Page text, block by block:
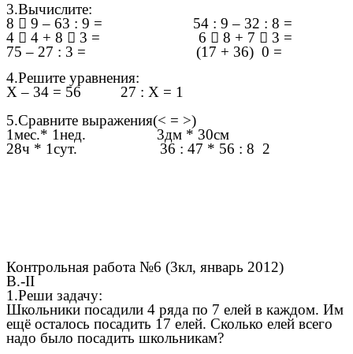
3.Вычислите:
8  9 – 63 : 9 = 54 : 9 – 32 : 8 =
4  4 + 8  3 = 6  8 + 7  3 =
75 – 27 : 3 = (17 + 36) 0 =
4.Решите уравнения:
Х – 34 = 56 27 : Х = 1
5.Сравните выражения(< = >)
1мес.* 1нед. 3дм * 30см
28ч * 1сут. 36 : 47 * 56 : 8 2
Контрольная работа №6 (3кл, январь 2012)
В.-II
1.Реши задачу:
Школьники посадили 4 ряда по 7 елей в каждом. Им
ещё осталось посадить 17 елей. Сколько елей всего
надо было посадить школьникам?